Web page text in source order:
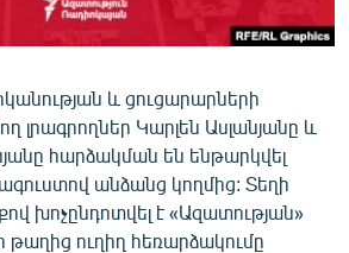
և ցուցարարների
լրագրողներ Կարլեն Ասլանյանը և
հարձակման են ենթարկվել
անձանց կողմից: Տեղի
խոչընդոտվել է «Ազատության»
ուղիղ հեռարձակումը